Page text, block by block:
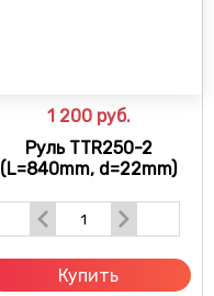
1 200 руб.
Руль TTR250-2
(L=840mm, d=22mm)
Купить